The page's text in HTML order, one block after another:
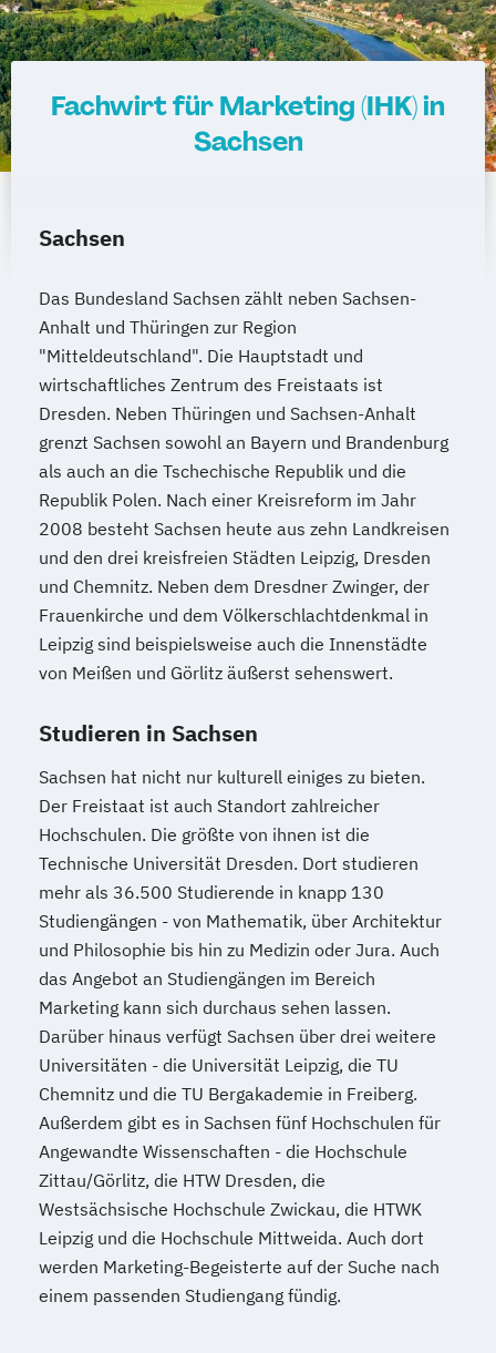
Fachwirt für Marketing (IHK) in
Sachsen
Sachsen
Das Bundesland Sachsen zählt neben Sachsen-
Anhalt und Thüringen zur Region
"Mitteldeutschland". Die Hauptstadt und
wirtschaftliches Zentrum des Freistaats ist
Dresden. Neben Thüringen und Sachsen-Anhalt
grenzt Sachsen sowohl an Bayern und Brandenburg
als auch an die Tschechische Republik und die
Republik Polen. Nach einer Kreisreform im Jahr
2008 besteht Sachsen heute aus zehn Landkreisen
und den drei kreisfreien Städten Leipzig, Dresden
und Chemnitz. Neben dem Dresdner Zwinger, der
Frauenkirche und dem Völkerschlachtdenkmal in
Leipzig sind beispielsweise auch die Innenstädte
von Meißen und Görlitz äußerst sehenswert.
Studieren in Sachsen
Sachsen hat nicht nur kulturell einiges zu bieten.
Der Freistaat ist auch Standort zahlreicher
Hochschulen. Die größte von ihnen ist die
Technische Universität Dresden. Dort studieren
mehr als 36.500 Studierende in knapp 130
Studiengängen - von Mathematik, über Architektur
und Philosophie bis hin zu Medizin oder Jura. Auch
das Angebot an Studiengängen im Bereich
Marketing kann sich durchaus sehen lassen.
Darüber hinaus verfügt Sachsen über drei weitere
Universitäten - die Universität Leipzig, die TU
Chemnitz und die TU Bergakademie in Freiberg.
Außerdem gibt es in Sachsen fünf Hochschulen für
Angewandte Wissenschaften - die Hochschule
Zittau/Görlitz, die HTW Dresden, die
Westsächsische Hochschule Zwickau, die HTWK
Leipzig und die Hochschule Mittweida. Auch dort
werden Marketing-Begeisterte auf der Suche nach
einem passenden Studiengang fündig.